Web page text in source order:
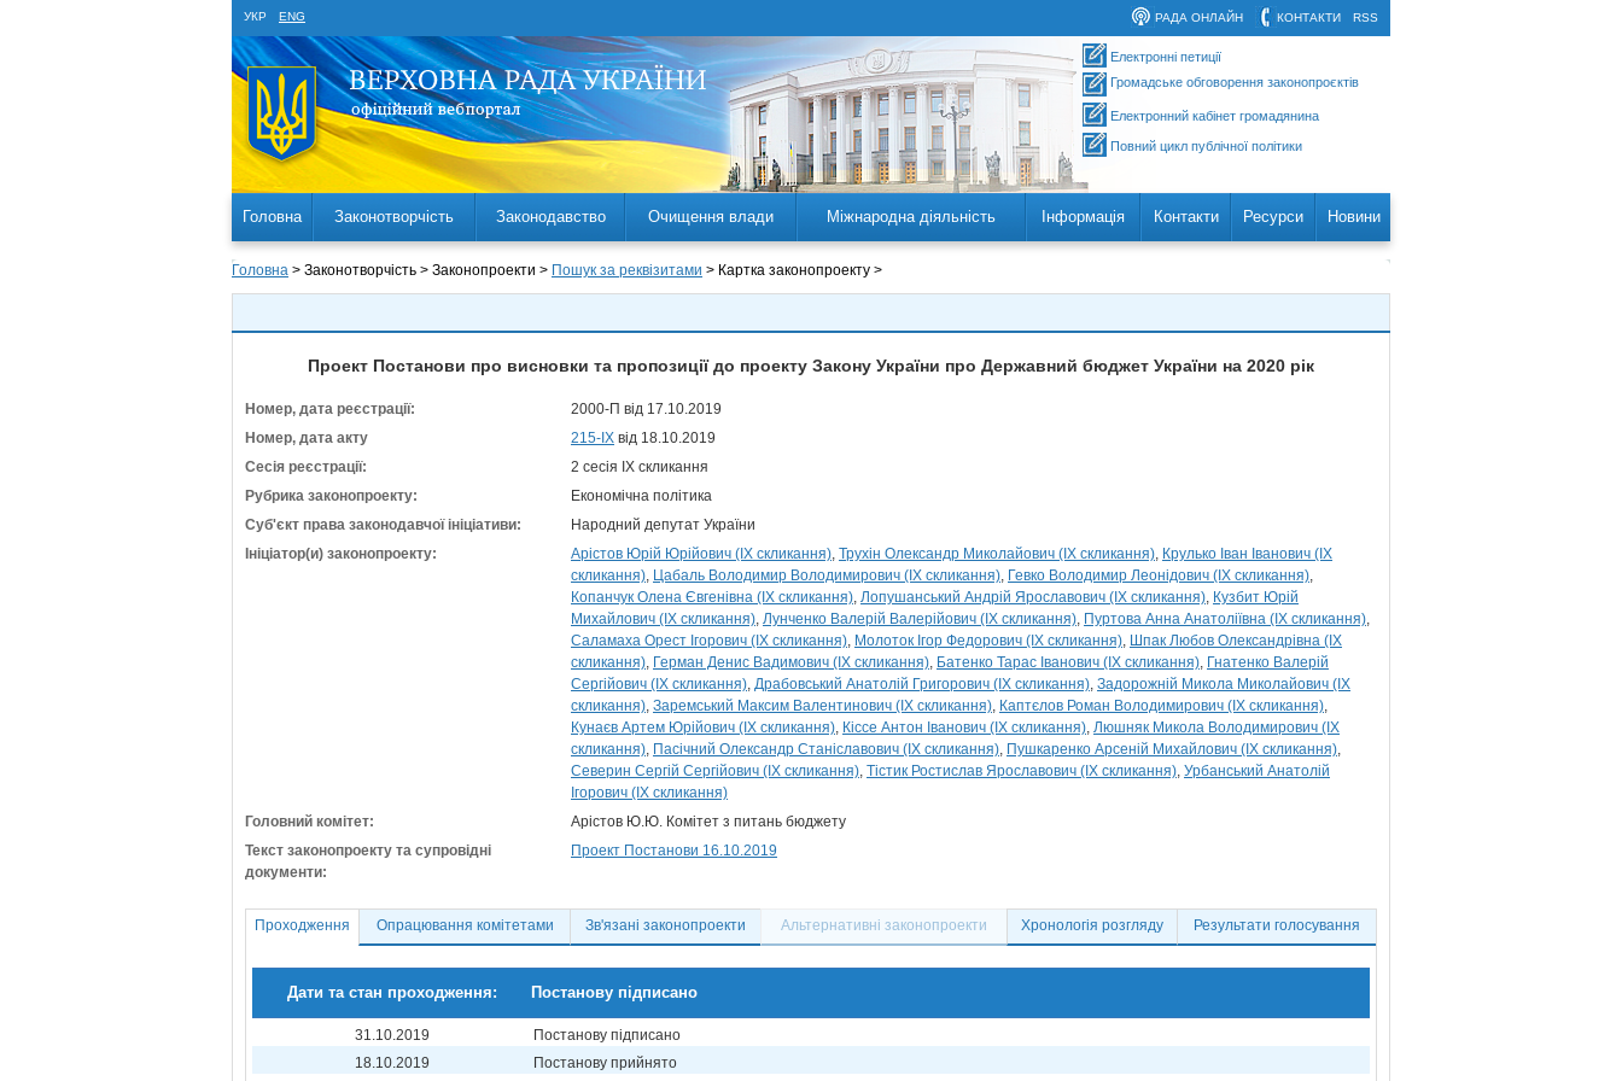
УКР ENG RSS
КОНТАКТИ
РАДА ОНЛАЙН
Електронні петиції
Громадське обговорення законопроєктів
Електронний кабінет громадянина
Повний цикл публічної політики
Головна Законотворчість Законодавство Очищення влади Міжнародна діяльність Інформація Контакти Ресурси Новини
Головна > Законотворчість > Законопроекти > Пошук за реквізитами > Картка законопроекту >
Проект Постанови про висновки та пропозиції до проекту Закону України про Державний бюджет України на 2020 рік
Номер, дата реєстрації:
2000-П від 17.10.2019
Номер, дата акту
215-IX від 18.10.2019
Сесія реєстрації:
2 сесія IX скликання
Рубрика законопроекту:
Економічна політика
Суб'єкт права законодавчої ініціативи:
Народний депутат України
Ініціатор(и) законопроекту:
Арістов Юрій Юрійович (IX скликання) Трухін Олександр Миколайович (IX скликання) Крулько Іван Іванович (IX
скликання) Цабаль Володимир Володимирович (IX скликання) Гевко Володимир Леонідович (IX скликання)
Копанчук Олена Євгенівна (IX скликання) Лопушанський Андрій Ярославович (IX скликання) Кузбит Юрій
Михайлович (IX скликання) Лунченко Валерій Валерійович (IX скликання) Пуртова Анна Анатоліївна (IX скликання)
Саламаха Орест Ігорович (IX скликання) Молоток Ігор Федорович (IX скликання) Шпак Любов Олександрівна (IX
скликання) Герман Денис Вадимович (IX скликання) Батенко Тарас Іванович (IX скликання) Гнатенко Валерій
Сергійович (IX скликання) Драбовський Анатолій Григорович (IX скликання) Задорожній Микола Миколайович (IX
скликання) Заремський Максим Валентинович (IX скликання) Каптєлов Роман Володимирович (IX скликання)
Кунаєв Артем Юрійович (IX скликання) Кіссе Антон Іванович (IX скликання) Люшняк Микола Володимирович (IX
скликання) Пасічний Олександр Станіславович (IX скликання) Пушкаренко Арсеній Михайлович (IX скликання)
Северин Сергій Сергійович (IX скликання) Тістик Ростислав Ярославович (IX скликання) Урбанський Анатолій
Ігорович (IX скликання)
Головний комітет:
Арістов Ю.Ю. Комітет з питань бюджету
Текст законопроекту та супровідні
документи:
Проект Постанови 16.10.2019
Проходження Опрацювання комітетами Зв'язані законопроекти Альтернативні законопроекти Хронологія розгляду Результати голосування
Дати та стан проходження: Постанову підписано
31.10.2019
Постанову підписано
18.10.2019
Постанову прийнято